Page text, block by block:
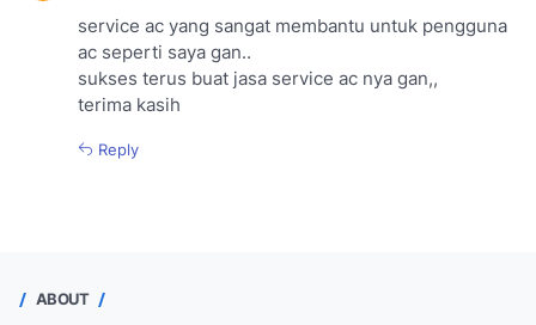
service ac yang sangat membantu untuk pengguna
ac seperti saya gan..
sukses terus buat jasa service ac nya gan,,
terima kasih
Reply
ABOUT